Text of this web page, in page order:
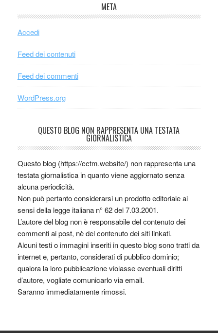
META
Accedi
Feed dei contenuti
Feed dei commenti
WordPress.org
QUESTO BLOG NON RAPPRESENTA UNA TESTATA
GIORNALISTICA
Questo blog (https://cctm.website/) non rappresenta una
testata giornalistica in quanto viene aggiornato senza
alcuna periodicità.
Non può pertanto considerarsi un prodotto editoriale ai
sensi della legge italiana n° 62 del 7.03.2001.
L’autore del blog non è responsabile del contenuto dei
commenti ai post, nè del contenuto dei siti linkati.
Alcuni testi o immagini inseriti in questo blog sono tratti da
internet e, pertanto, considerati di pubblico dominio;
qualora la loro pubblicazione violasse eventuali diritti
d’autore, vogliate comunicarlo via email.
Saranno immediatamente rimossi.